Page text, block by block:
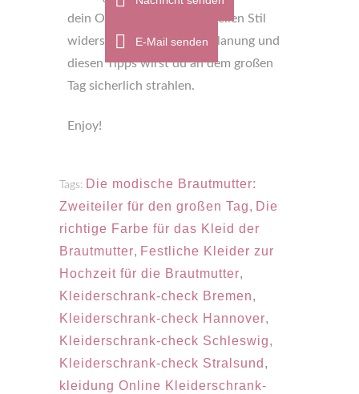
dein Outfit deinen individuellen Stil
widerspiegelt. Mit etwas Planung und
diesen Tipps wirst du an dem großen
Tag sicherlich strahlen.
Enjoy!
Tags: Die modische Brautmutter:
Zweiteiler für den großen Tag, Die
richtige Farbe für das Kleid der
Brautmutter, Festliche Kleider zur
Hochzeit für die Brautmutter,
Kleiderschrank-check Bremen,
Kleiderschrank-check Hannover,
Kleiderschrank-check Schleswig,
Kleiderschrank-check Stralsund ,
kleidung Online Kleiderschrank-
E-Mail senden